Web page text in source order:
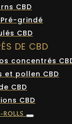
CBD
grindé
CBD
DE CBD
concentrés
et pollen CBD
CBD
CBD
ROLLS